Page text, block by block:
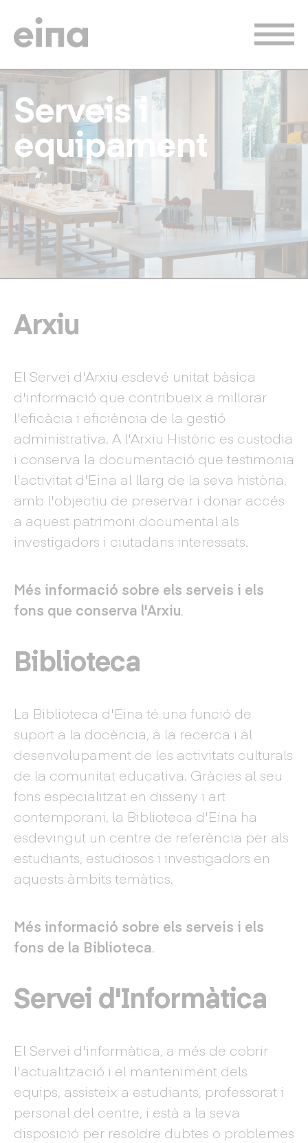
Serveis i
equipament
Arxiu
El Servei d'Arxiu esdevé unitat bàsica
d'informació que contribueix a millorar
l'eficàcia i eficiència de la gestió
administrativa. A l'Arxiu Històric es custodia
i conserva la documentació que testimonia
l'activitat d'Eina al llarg de la seva història,
amb l'objectiu de preservar i donar accés
a aquest patrimoni documental als
investigadors i ciutadans interessats.
Més informació sobre els serveis i els
fons que conserva l'Arxiu.
Biblioteca
La Biblioteca d'Eina té una funció de
suport a la docència, a la recerca i al
desenvolupament de les activitats culturals
de la comunitat educativa. Gràcies al seu
fons especialitzat en disseny i art
contemporani, la Biblioteca d'Eina ha
esdevingut un centre de referència per als
estudiants, estudiosos i investigadors en
aquests àmbits temàtics.
Més informació sobre els serveis i els
fons de la Biblioteca.
Servei d'Informàtica
El Servei d'informàtica, a més de cobrir
l'actualització i el manteniment dels
equips, assisteix a estudiants, professorat i
personal del centre, i està a la seva
disposició per resoldre dubtes o problemes